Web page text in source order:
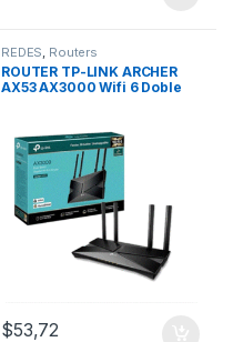
REDES Routers
ROUTER TP-LINK ARCHER
AX53 AX3000 Wifi 6 Doble
$53,72